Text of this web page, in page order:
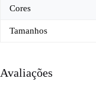
Cores
Tamanhos
Avaliações